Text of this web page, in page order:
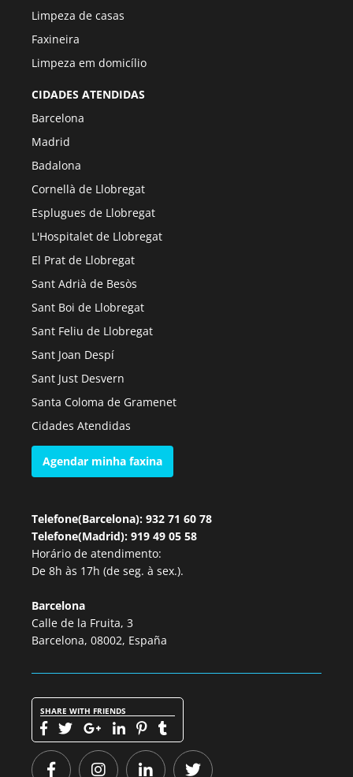
Limpeza de casas
Faxineira
Limpeza em domicílio
CIDADES ATENDIDAS
Barcelona
Madrid
Badalona
Cornellà de Llobregat
Esplugues de Llobregat
L'Hospitalet de Llobregat
El Prat de Llobregat
Sant Adrià de Besòs
Sant Boi de Llobregat
Sant Feliu de Llobregat
Sant Joan Despí
Sant Just Desvern
Santa Coloma de Gramenet
Cidades Atendidas
Agendar minha faxina
Telefone(Barcelona): 932 71 60 78
Telefone(Madrid): 919 49 05 58
Horário de atendimento:
De 8h às 17h (de seg. à sex.).
Barcelona
Calle de la Fruita, 3
Barcelona, 08002, España
SHARE WITH FRIENDS